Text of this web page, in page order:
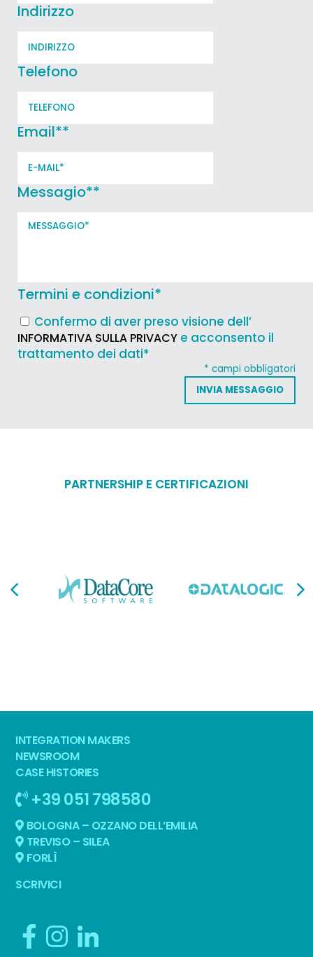
Indirizzo
Telefono
Email**
Messagio**
Termini e condizioni*
Confermo di aver preso visione dell’
INFORMATIVA SULLA PRIVACY e acconsento il
trattamento dei dati*
* campi obbligatori
PARTNERSHIP E CERTIFICAZIONI
INTEGRATION MAKERS
NEWSROOM
CASE HISTORIES
+39 051 798580
BOLOGNA – OZZANO DELL’EMILIA
TREVISO – SILEA
FORLÌ
SCRIVICI